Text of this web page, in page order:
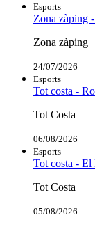
Esports
Zona zàping
Zona zàping
24/07/2026
Esports
Tot costa -
Tot Costa
06/08/2026
Esports
Tot costa - El
Tot Costa
05/08/2026